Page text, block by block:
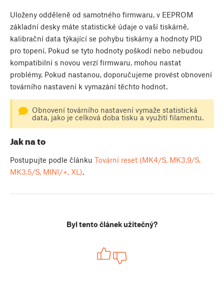
Uloženy odděleně od samotného firmwaru, v EEPROM
základní desky máte statistické údaje o vaší tiskárně,
kalibrační data týkající se pohybu tiskárny a hodnoty PID
pro topení. Pokud se tyto hodnoty poškodí nebo nebudou
kompatibilní s novou verzí firmwaru, mohou nastat
problémy. Pokud nastanou, doporučujeme provést obnovení
továrního nastavení k vymazání těchto hodnot.
Obnovení továrního nastavení vymaže statistická
data, jako je celková doba tisku a využití filamentu.
Jak na to
Postupujte podle článku Tovární reset (MK4/S, MK3.9/S,
MK3.5/S, MINI/+, XL).
Byl tento článek užitečný?